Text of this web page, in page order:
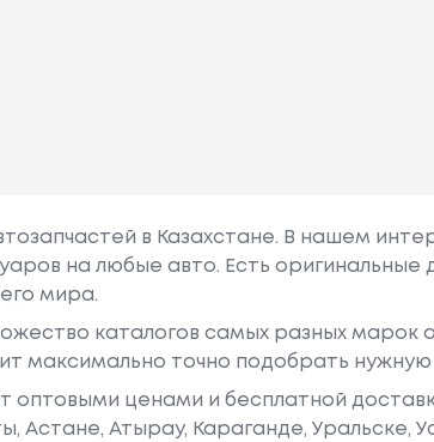
в Казахстане. В нашем
на любые авто. Есть
мира.
каталогов самых разных марок
максимально точно подобрать нужную
оптовыми ценами и бесплатной
Астане, Атырау, Караганде, Уральске,